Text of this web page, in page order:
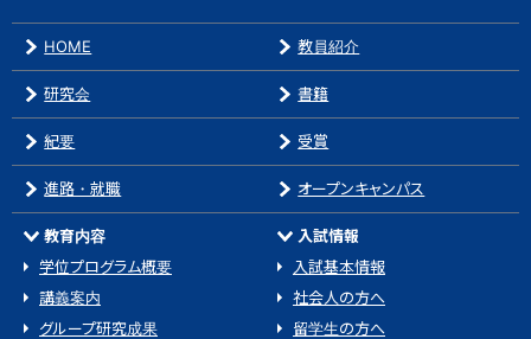
HOME 教員紹介
研究会 書籍
紀要 受賞
進路・就職 オープンキャンパス
教育内容
学位プログラム概要
講義案内
グループ研究成果
入試情報
入試基本情報
社会人の方へ
留学生の方へ